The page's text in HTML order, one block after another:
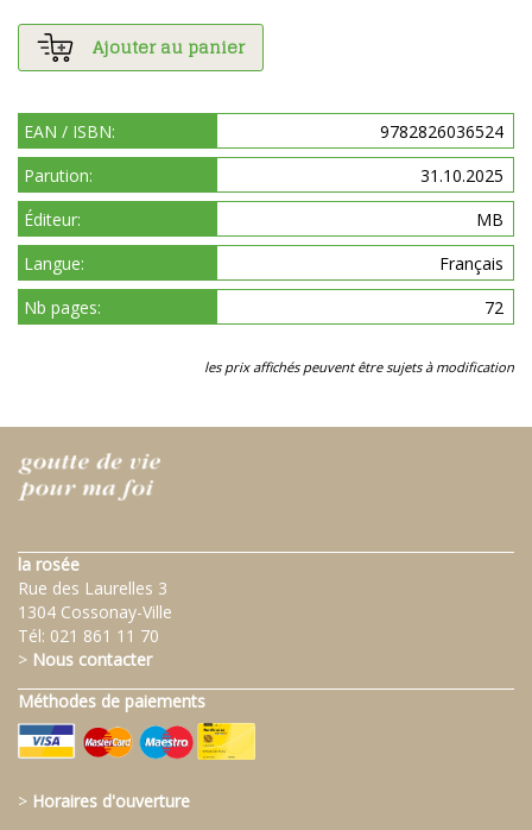
Ajouter au panier
EAN / ISBN:
9782826036524
Parution:
31.10.2025
Éditeur:
MB
Langue:
Français
Nb pages:
72
les prix affichés peuvent être sujets à modification
la rosée
Rue des Laurelles 3
1304 Cossonay-Ville
Tél: 021 861 11 70
> Nous contacter
Méthodes de paiements
> Horaires d'ouverture